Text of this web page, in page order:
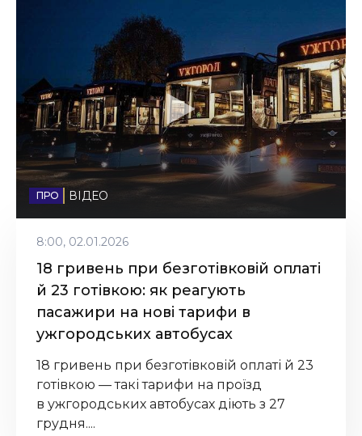
16:20, 31.10.2025
В Ужгороді відкриють
виставку Володимира
Машіки
14:20, 31.10.2025
Ужгородців запрошують на
благодійний трейловий
забіг
19:40, 29.10.2025
В Ужгороді відбудеться
благодійний забіг
«UZHTRAIL 2025»
21:00, 27.10.2025
Відбудеться концерт
Закарпатського хору
ВІДЕО
8:00, 02.01.2026
18 гривень при безготівковій оплаті
й 23 готівкою: як реагують
пасажири на нові тарифи в
ужгородських автобусах
18 гривень при безготівковій оплаті й 23
готівкою — такі тарифи на проїзд
в ужгородських автобусах діють з 27
грудня....